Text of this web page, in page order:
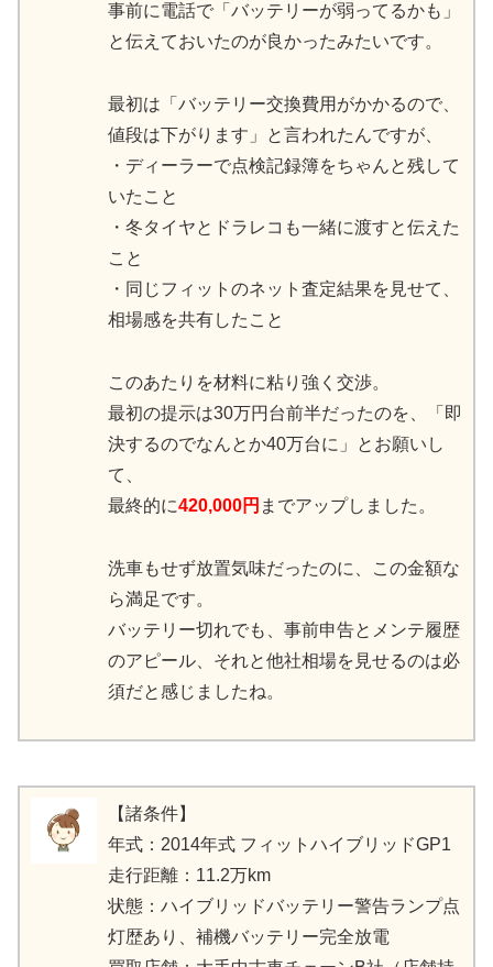
事前に電話で「バッテリーが弱ってるかも」
と伝えておいたのが良かったみたいです。
最初は「バッテリー交換費用がかかるので、
値段は下がります」と言われたんですが、
・ディーラーで点検記録簿をちゃんと残して
いたこと
・冬タイヤとドラレコも一緒に渡すと伝えた
こと
・同じフィットのネット査定結果を見せて、
相場感を共有したこと
このあたりを材料に粘り強く交渉。
最初の提示は30万円台前半だったのを、「即
決するのでなんとか40万台に」とお願いし
て、
最終的に420,000円 までアップしました。
洗車もせず放置気味だったのに、この金額な
ら満足です。
バッテリー切れでも、事前申告とメンテ履歴
のアピール、それと他社相場を見せるのは必
須だと感じましたね。
【諸条件】
年式：2014年式 フィットハイブリッドGP1
走行距離：11.2万km
状態：ハイブリッドバッテリー警告ランプ点
灯歴あり、補機バッテリー完全放電